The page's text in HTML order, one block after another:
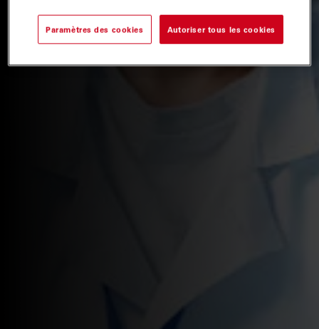
Paramètres des cookies Autoriser tous les cookies